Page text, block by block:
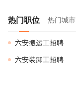
热门职位 热门城市
六安搬运工招聘
六安装卸工招聘